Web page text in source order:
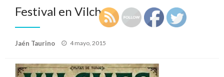
Festival en Vilches
Jaén Taurino
Publicado
4 mayo, 2015